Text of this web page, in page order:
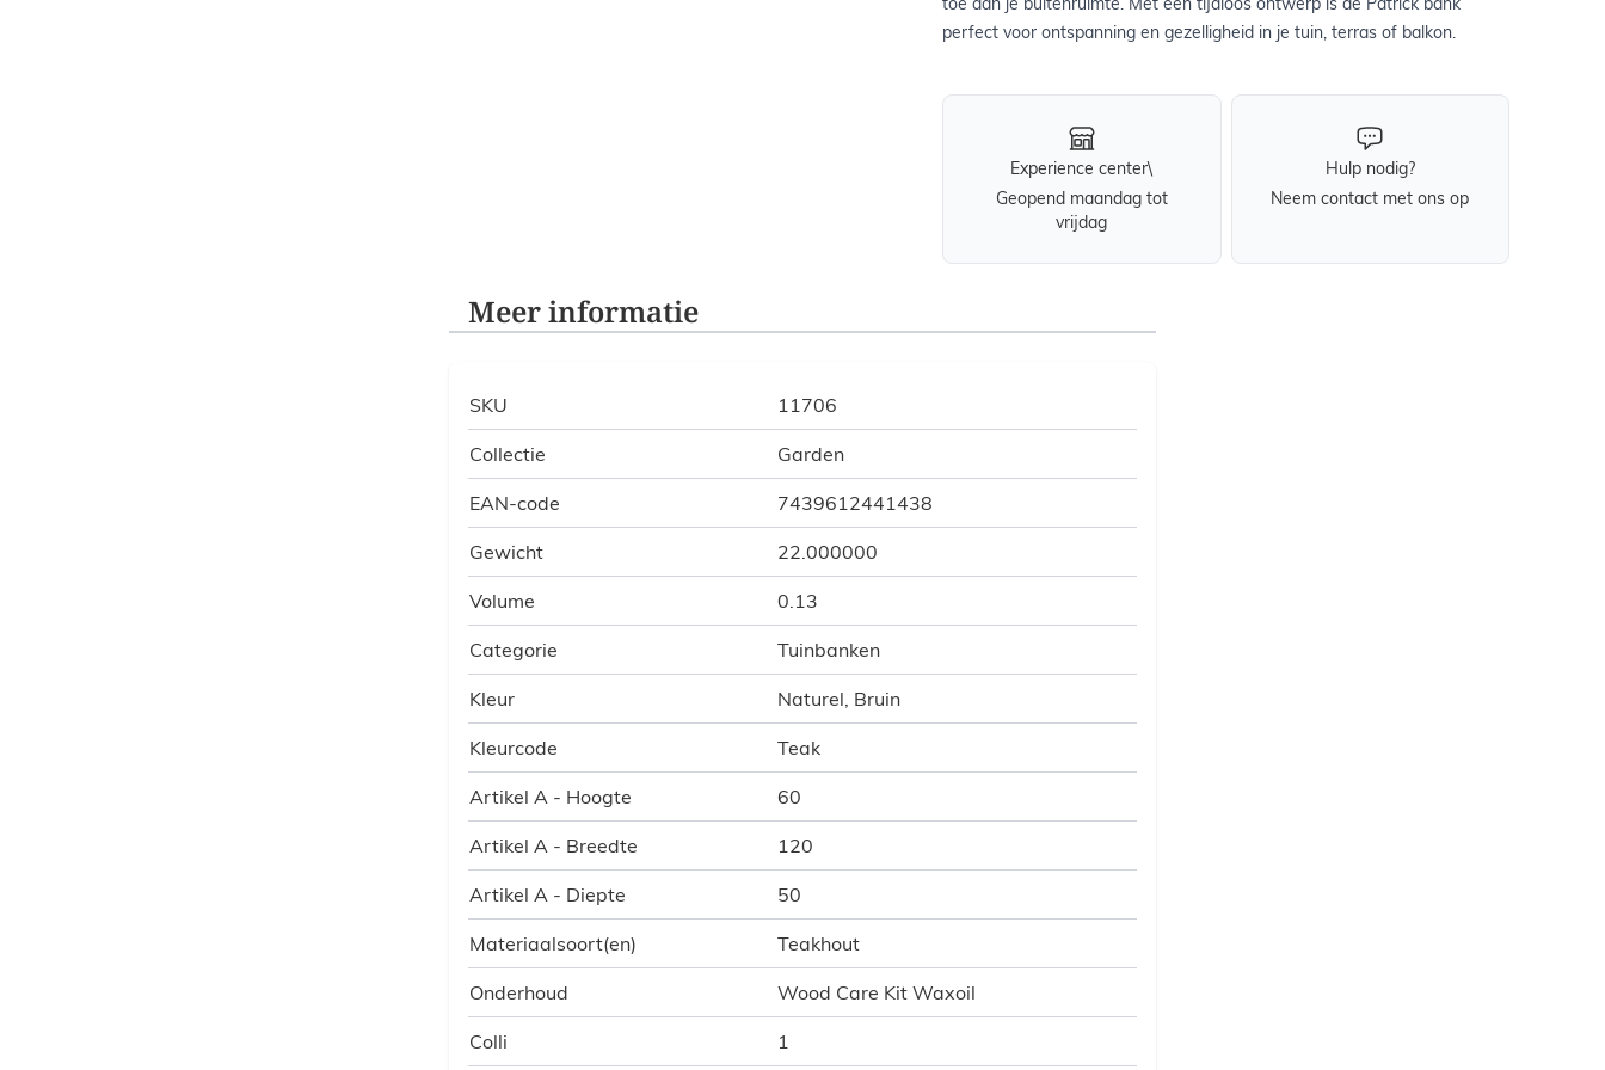
perfect voor ontspanning en gezelligheid in je tuin, terras of balkon.
Experience center\
Geopend maandag tot
vrijdag
Hulp nodig?
Neem contact met ons op
Meer informatie
SKU 11706
Collectie Garden
EAN-code 7439612441438
Gewicht 22.000000
Volume 0.13
Categorie Tuinbanken
Kleur Naturel, Bruin
Kleurcode Teak
Artikel A - Hoogte 60
Artikel A - Breedte 120
Artikel A - Diepte 50
Materiaalsoort(en) Teakhout
Onderhoud Wood Care Kit Waxoil
Colli 1